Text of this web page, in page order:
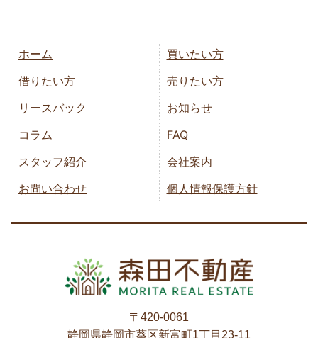
ホーム
買いたい方
借りたい方
売りたい方
リースバック
お知らせ
コラム
FAQ
スタッフ紹介
会社案内
お問い合わせ
個人情報保護方針
〒420-0061
静岡県静岡市葵区新富町1丁目23-11